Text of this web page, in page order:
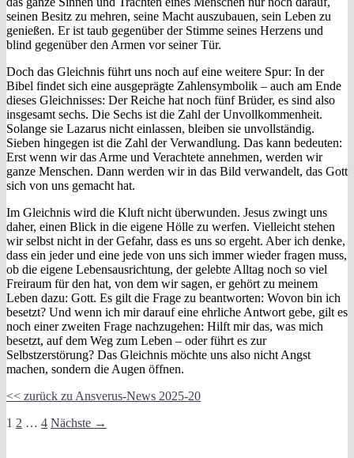
seinen Besitz zu mehren, seine Macht auszubauen, sein Leben zu
genießen. Er ist taub gegenüber der Stimme seines Herzens und
blind gegenüber den Armen vor seiner Tür.
Doch das Gleichnis führt uns noch auf eine weitere Spur: In der
Bibel findet sich eine ausgeprägte Zahlensymbolik – auch am Ende
dieses Gleichnisses: Der Reiche hat noch fünf Brüder, es sind also
insgesamt sechs. Die Sechs ist die Zahl der Unvollkommenheit.
Solange sie Lazarus nicht einlassen, bleiben sie unvollständig.
Sieben hingegen ist die Zahl der Verwandlung. Das kann bedeuten:
Erst wenn wir das Arme und Verachtete annehmen, werden wir
ganze Menschen. Dann werden wir in das Bild verwandelt, das Gott
sich von uns gemacht hat.
Im Gleichnis wird die Kluft nicht überwunden. Jesus zwingt uns
daher, einen Blick in die eigene Hölle zu werfen. Vielleicht stehen
wir selbst nicht in der Gefahr, dass es uns so ergeht. Aber ich denke,
dass ein jeder und eine jede von uns sich immer wieder fragen muss,
ob die eigene Lebensausrichtung, der gelebte Alltag noch so viel
Freiraum für den hat, von dem wir sagen, er gehört zu meinem
Leben dazu: Gott. Es gilt die Frage zu beantworten: Wovon bin ich
besetzt? Und wenn ich mir darauf eine ehrliche Antwort gebe, gilt es
noch einer zweiten Frage nachzugehen: Hilft mir das, was mich
besetzt, auf dem Weg zum Leben – oder führt es zur
Selbstzerstörung? Das Gleichnis möchte uns also nicht Angst
machen, sondern die Augen öffnen.
<< zurück zu Ansverus-News 2025-20
Beitragsnavigation
1 2 … 4 Nächste →